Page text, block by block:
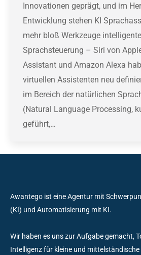
Innovationen geprägt, und im
Entwicklung stehen KI
mehr bloß Werkzeuge
Sprachsteuerung – Siri von
Assistant und Amazon Alexa
virtuellen Assistenten neu
im Bereich der natürlichen
(Natural Language Processing,
geführt,…
Awantego ist eine Agentur mit
(KI) und Automatisierung mit KI.
Wir haben es uns zur Aufgabe gemacht,
Intelligenz für kleine und